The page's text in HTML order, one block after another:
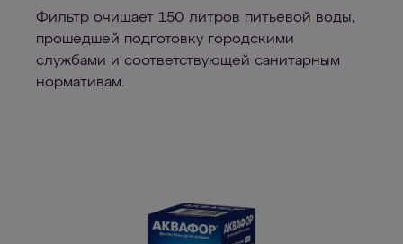
Фильтр очищает 150 литров питьевой воды,
прошедшей подготовку городскими
службами и соответствующей санитарным
нормативам.